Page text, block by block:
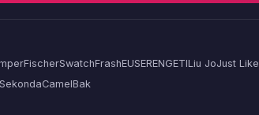
FischerSwatchFrashEUSERENGETILiu JoJust
SekondaCamelBak